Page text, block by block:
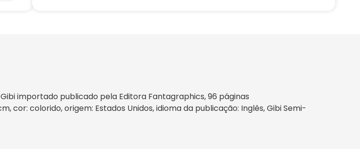
importado publicado pela Editora Fantagraphics, 96 páginas
cor: colorido, origem: Estados Unidos, idioma da publicação: Inglês, Gibi Semi-